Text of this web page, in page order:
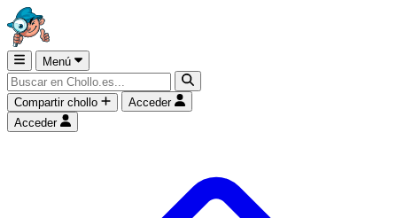
Menú
Compartir chollo
Acceder
Acceder